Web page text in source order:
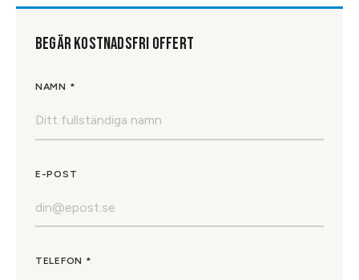
BEGÄR KOSTNADSFRI OFFERT
NAMN *
E-POST
TELEFON *